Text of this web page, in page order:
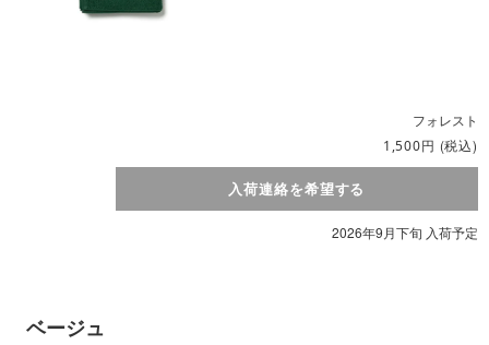
フォレスト
1,500円 (税込)
入荷連絡を希望する
2026年9月下旬 入荷予定
ベージュ